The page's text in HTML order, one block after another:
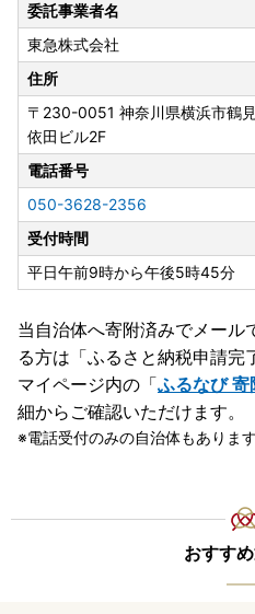
委託事業者名
東急株式会社
住所
〒230-0051 神奈川県横浜市鶴
依田ビル2F
電話番号
050-3628-2356
受付時間
平日午前9時から午後5時45分
当自治体へ寄附済みでメール
る方は「ふるさと納税申請完
マイページ内の「ふるなび
細からご確認いただけます。
電話受付のみの自治体もあります
おすす